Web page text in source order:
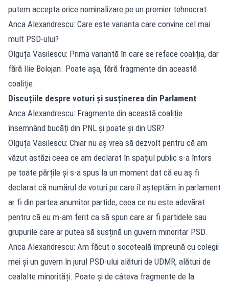
putem accepta orice nominalizare pe un premier tehnocrat.
Anca Alexandrescu: Care este varianta care convine cel mai
mult PSD-ului?
Olguța Vasilescu: Prima variantă în care se reface coaliția, dar
fără Ilie Bolojan. Poate așa, fără fragmente din această
coaliție.
Discuțiile despre voturi și susținerea din Parlament
Anca Alexandrescu: Fragmente din această coaliție
însemnând bucăți din PNL și poate și din USR?
Olguța Vasilescu: Chiar nu aș vrea să dezvolt pentru că am
văzut astăzi ceea ce am declarat în spațiul public s-a întors
pe toate părțile și s-a spus la un moment dat că eu aș fi
declarat că numărul de voturi pe care îl așteptăm în parlament
ar fi din partea anumitor partide, ceea ce nu este adevărat
pentru că eu m-am ferit ca să spun care ar fi partidele sau
grupurile care ar putea să susțină un guvern minoritar PSD.
Anca Alexandrescu: Am făcut o socoteală împreună cu colegii
mei și un guvern în jurul PSD-ului alături de UDMR, alături de
cealalte minorități. Poate și de câteva fragmente de la